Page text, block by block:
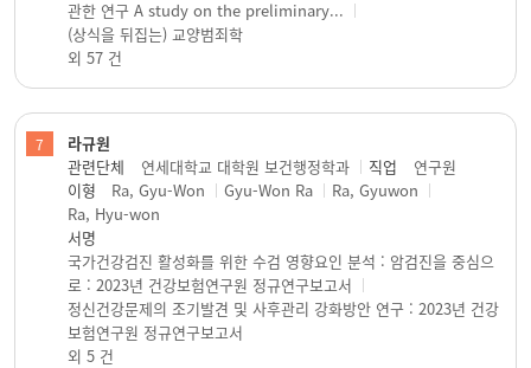
관한 연구 A study on the preliminary...
(상식을 뒤집는) 교양범죄학
외 57 건
7
라규원
관련단체
연세대학교 대학원 보건행정학과 직업
연구원
이형
Ra, Gyu-Won Gyu-Won Ra
Ra, Gyuwon
Ra, Hyu-won
서명
국가건강검진 활성화를 위한 수검 영향요인 분석 : 암검진을 중심으
로 : 2023년 건강보험연구원 정규연구보고서
정신건강문제의 조기발견 및 사후관리 강화방안 연구 : 2023년 건강
보험연구원 정규연구보고서
외 5 건